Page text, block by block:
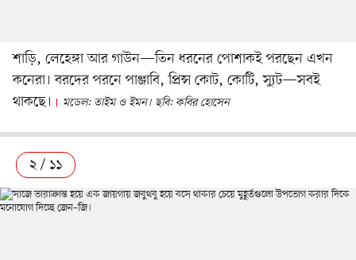
শাড়ি, লেহেঙ্গা আর গাউন—তিন ধরনের পোশাকই পরছেন এখন
কনেরা। বরদের পরনে পাঞ্জাবি, প্রিন্স কোট, কোটি, স্যুট—সবই
থাকছে।
মডেল: তাইম ও ইমন। ছবি: কবির হোসেন
২ / ১১